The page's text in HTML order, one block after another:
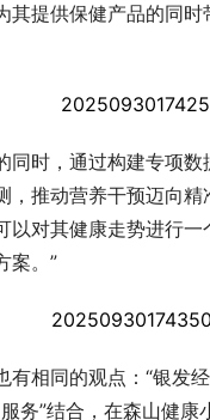
其提供保健产品的同
同时，通过构建专项
推动营养干预迈向
以对其健康走势进行
案。”
相同的观点：“银发
务”结合，在森山健